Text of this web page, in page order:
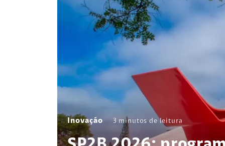
Inovação 3 minutos de leitura